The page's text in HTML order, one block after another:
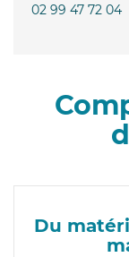
02 99 47 72 04
Du